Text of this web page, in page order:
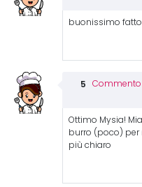
buonissimo
Commento
Ottimo Mysia!
burro (poco) per
più chiaro